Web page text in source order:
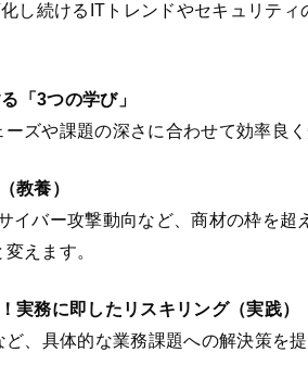
し続けるITトレンドやセキュリテ
「3つの学び」
ズや課題の深さに合わせて効率良
教養）
イバー攻撃動向など、商材の枠を
えます。
実務に即したリスキリング（実践）
ど、具体的な業務課題への解決策